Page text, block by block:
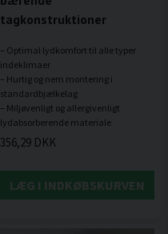
tagkonstruktioner
– Optimal lydkomfort til alle typer
indeklimaer
– Hurtig og nem montering i
standardbjælkelag
– Miljøvenligt og allergivenligt
356,29 DKK
LÆG I INDKØBSKURVEN